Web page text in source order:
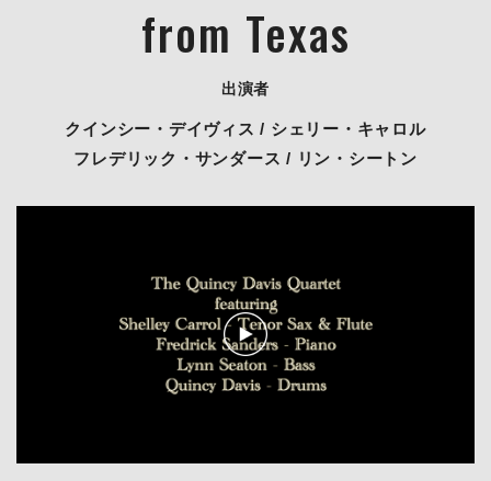
from Texas
出演者
クインシー・デイヴィス / シェリー・キャロル
フレデリック・サンダース / リン・シートン